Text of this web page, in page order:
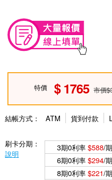
特價 1765 市價
結帳方式： ATM 貨到付款
刷卡分期：
說明
3期0利率$588/期
6期0利率$294/期
8期0利率$221/期